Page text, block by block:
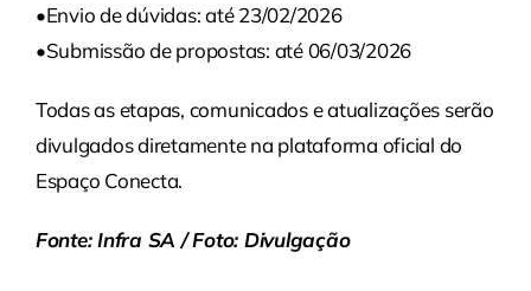
•Envio de dúvidas: até 23/02/2026
•Submissão de propostas: até 06/03/2026
Todas as etapas, comunicados e atualizações serão
divulgados diretamente na plataforma oficial do
Espaço Conecta.
Fonte: Infra SA / Foto: Divulgação